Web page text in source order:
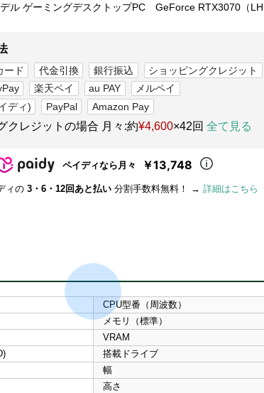
ル ゲーミングデスクトップPC GeForce RTX3070（
ード 代金引換 銀行振込
ショッピングクレジット
楽天ペイ au PAY
メルペイ
ディ)
PayPal Amazon Pay
クレジットの場合 月々:約¥4,600×42回 全て見る
ペイディなら月々 ￥13,748
ィの 3・6・12回あと払い 分割手数料無料！ → 詳細はこちら
CPU型番（周波数）
メモリ（標準）
VRAM
搭載ドライブ
幅
高さ